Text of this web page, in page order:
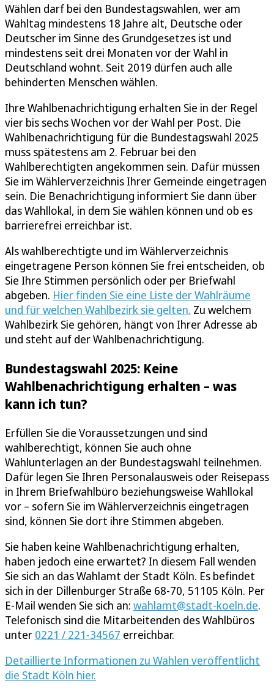
Wählen darf bei den Bundestagswahlen, wer am
Wahltag mindestens 18 Jahre alt, Deutsche oder
Deutscher im Sinne des Grundgesetzes ist und
mindestens seit drei Monaten vor der Wahl in
Deutschland wohnt. Seit 2019 dürfen auch alle
behinderten Menschen wählen.
Ihre Wahlbenachrichtigung erhalten Sie in der Regel
vier bis sechs Wochen vor der Wahl per Post. Die
Wahlbenachrichtigung für die Bundestagswahl 2025
muss spätestens am 2. Februar bei den
Wahlberechtigten angekommen sein. Dafür müssen
Sie im Wählerverzeichnis Ihrer Gemeinde eingetragen
sein. Die Benachrichtigung informiert Sie dann über
das Wahllokal, in dem Sie wählen können und ob es
barrierefrei erreichbar ist.
Als wahlberechtigte und im Wählerverzeichnis
eingetragene Person können Sie frei entscheiden, ob
Sie Ihre Stimmen persönlich oder per Briefwahl
abgeben. Hier finden Sie eine Liste der Wahlräume
und für welchen Wahlbezirk sie gelten. Zu welchem
Wahlbezirk Sie gehören, hängt von Ihrer Adresse ab
und steht auf der Wahlbenachrichtigung.
Bundestagswahl 2025: Keine
Wahlbenachrichtigung erhalten – was
kann ich tun?
Erfüllen Sie die Voraussetzungen und sind
wahlberechtigt, können Sie auch ohne
Wahlunterlagen an der Bundestagswahl teilnehmen.
Dafür legen Sie Ihren Personalausweis oder Reisepass
in Ihrem Briefwahlbüro beziehungsweise Wahllokal
vor – sofern Sie im Wählerverzeichnis eingetragen
sind, können Sie dort ihre Stimmen abgeben.
Sie haben keine Wahlbenachrichtigung erhalten,
haben jedoch eine erwartet? In diesem Fall wenden
Sie sich an das Wahlamt der Stadt Köln. Es befindet
sich in der Dillenburger Straße 68-70, 51105 Köln. Per
E-Mail wenden Sie sich an: wahlamt@stadt-koeln.de.
Telefonisch sind die Mitarbeitenden des Wahlbüros
unter 0221 / 221-34567 erreichbar.
Detaillierte Informationen zu Wahlen veröffentlicht
die Stadt Köln hier.